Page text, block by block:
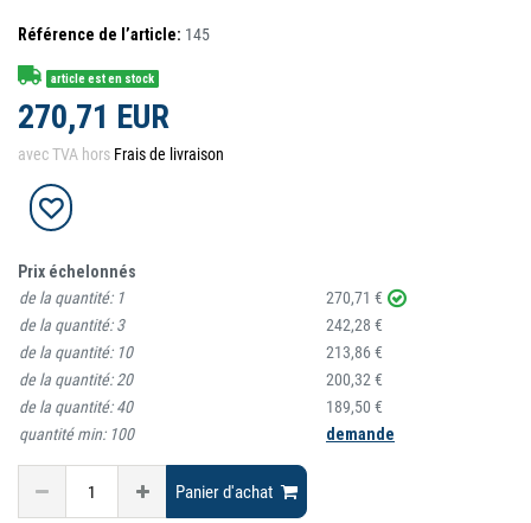
Référence de l’article: 145
article est en stock
270,71 EUR
avec TVA hors Frais de livraison
Prix échelonnés
de la quantité: 1
270,71 €
de la quantité:3
242,28 €
de la quantité: 10
213,86 €
de la quantité:20
200,32 €
de la quantité:40
189,50 €
quantité min: 100 demande
Panier d'achat